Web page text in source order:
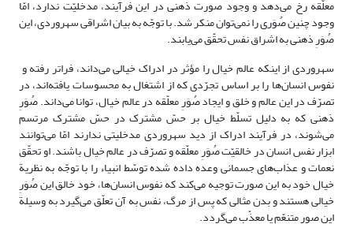
معلّقه رخ می‌دهد و وجود صورت ذهنی در این فرآیند، مدخلیّت ندارد، امّا
وجود چنین صُوَری را نمی‌توان منکر شد. با توجّه به بیان اشراقی سهروردی، این
صُوَرِ ذهنی به اشراق نفس تحقّق می‌یابند.
سهروردی از اینکه عالم خیال را مؤثر در ادراک خیالی می‌داند، فراتر رفته و
نفوس انسان‌ها را بر اساس تجرّدی که از اشتغال به محسوسات یافته‌اند، در
تصرّف در این عالم و خلق و ایجاد صُوَرِ معلّقه در عالم خیال، توانا می‌داند. صُوَرِ
ذهنی که به دلیل تسلّط خیال بر حسّ مشترک در حسّ مشترک مرتسم
می‌شوند، در فرآیند ادراک از دید سهروردی مدخلیتی ندارند امّا می‌توانند
ابزار نفس انسان در خالقیّت صُوَرِ معلّقه و تصرّف در عالم خیال باشند. او تحقّق
نعمات و عذاب‌های جسمانی وعده داده شده توسّط انبیاء را با توجّه به نظریة
خیال خود به این صورت توجیه می‌کند که نفوس انسان‌ها، خود خالق این صُوَرِ
خیالی هستند و بدن مثالی که پس از مرگ، نفس به آن تعلّق می‌گیرد به وسیلة
این صور متنعّم یا معذّب می‌گردد.